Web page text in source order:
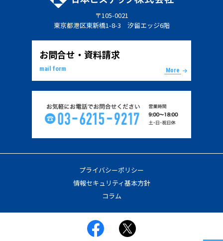
〒105-0021
東京都港区東新橋1-8-3 汐留エッジ6階
お問合せ・資料請求
mail form More
プライバシーポリシー
情報セキュリティ基本方針
コラム